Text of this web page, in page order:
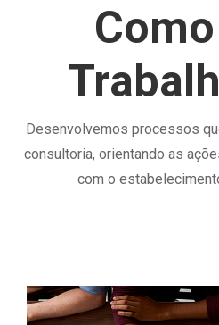
Desenvolvemos processos
consultoria, orientando as
com o